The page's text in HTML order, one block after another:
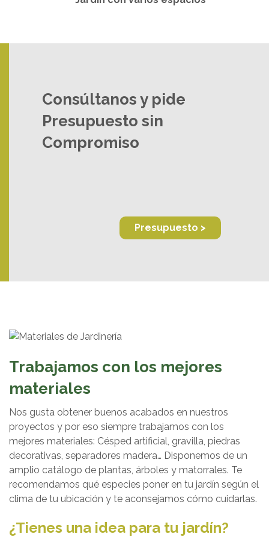
Consúltanos y pide
Presupuesto sin
Compromiso
Presupuesto >
Trabajamos con los mejores
materiales
Nos gusta obtener buenos acabados en nuestros
proyectos y por eso siempre trabajamos con los
mejores materiales: Césped artificial, gravilla, piedras
decorativas, separadores madera… Disponemos de un
amplio catálogo de plantas, árboles y matorrales. Te
recomendamos qué especies poner en tu jardín según el
clima de tu ubicación y te aconsejamos cómo cuidarlas.
¿Tienes una idea para tu jardín?